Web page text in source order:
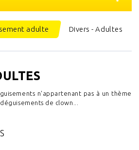
adulte Divers - Adultes
n'appartenant pas à un thème
de clown...